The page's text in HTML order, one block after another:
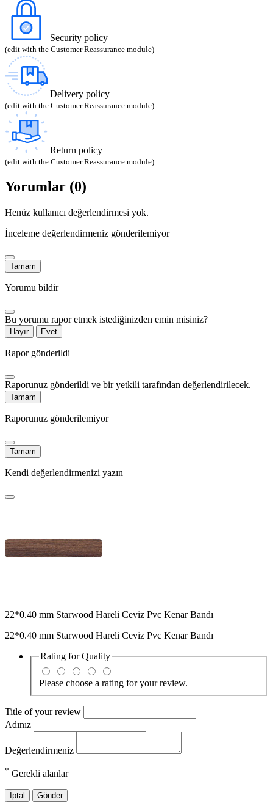
Security policy
(edit with the Customer Reassurance module)
Delivery policy
(edit with the Customer Reassurance module)
Return policy
(edit with the Customer Reassurance module)
Yorumlar (0)
Henüz kullanıcı değerlendirmesi yok.
İnceleme değerlendirmeniz gönderilemiyor
Tamam
Yorumu bildir
Bu yorumu rapor etmek istediğinizden emin misiniz?
Hayır Evet
Rapor gönderildi
Raporunuz gönderildi ve bir yetkili tarafından değerlendirilecek.
Tamam
Raporunuz gönderilemiyor
Tamam
Kendi değerlendirmenizi yazın
22*0.40 mm Starwood Hareli Ceviz Pvc Kenar Bandı
22*0.40 mm Starwood Hareli Ceviz Pvc Kenar Bandı
Rating forQuality
Please choose a rating for your review.
Title of your review
Adınız
Değerlendirmeniz
* Gerekli alanlar
İptal Gönder